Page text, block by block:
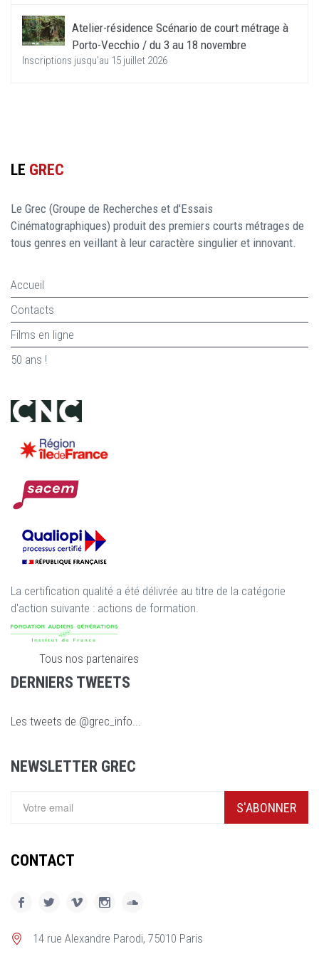
Atelier-résidence Scénario de court métrage à
Porto-Vecchio / du 3 au 18 novembre
Inscriptions jusqu'au 15 juillet 2026
LE GREC
Le Grec (Groupe de Recherches et d'Essais
Cinématographiques) produit des premiers courts métrages de
tous genres en veillant à leur caractère singulier et innovant.
Accueil
Contacts
Films en ligne
50 ans !
La certification qualité a été délivrée au titre de la catégorie
d'action suivante : actions de formation.
Tous nos partenaires
DERNIERS TWEETS
Les tweets de @grec_info...
NEWSLETTER GREC
S'ABONNER
CONTACT
14 rue Alexandre Parodi, 75010 Paris